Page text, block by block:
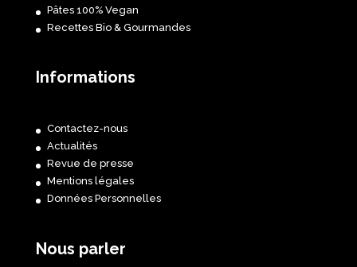
Pâtes 100% Vegan
Recettes Bio & Gourmandes
Informations
Contactez-nous
Actualités
Revue de presse
Mentions légales
Données Personnelles
Nous parler